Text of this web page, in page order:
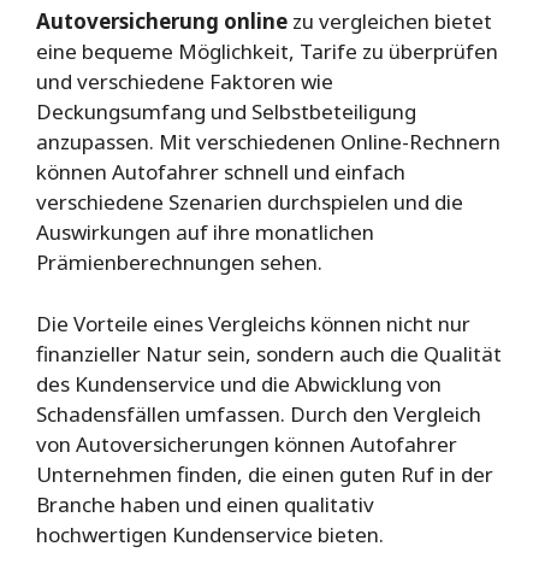
Autoversicherung online zu vergleichen bietet
eine bequeme Möglichkeit, Tarife zu überprüfen
und verschiedene Faktoren wie
Deckungsumfang und Selbstbeteiligung
anzupassen. Mit verschiedenen Online-Rechnern
können Autofahrer schnell und einfach
verschiedene Szenarien durchspielen und die
Auswirkungen auf ihre monatlichen
Prämienberechnungen sehen.
Die Vorteile eines Vergleichs können nicht nur
finanzieller Natur sein, sondern auch die Qualität
des Kundenservice und die Abwicklung von
Schadensfällen umfassen. Durch den Vergleich
von Autoversicherungen können Autofahrer
Unternehmen finden, die einen guten Ruf in der
Branche haben und einen qualitativ
hochwertigen Kundenservice bieten.